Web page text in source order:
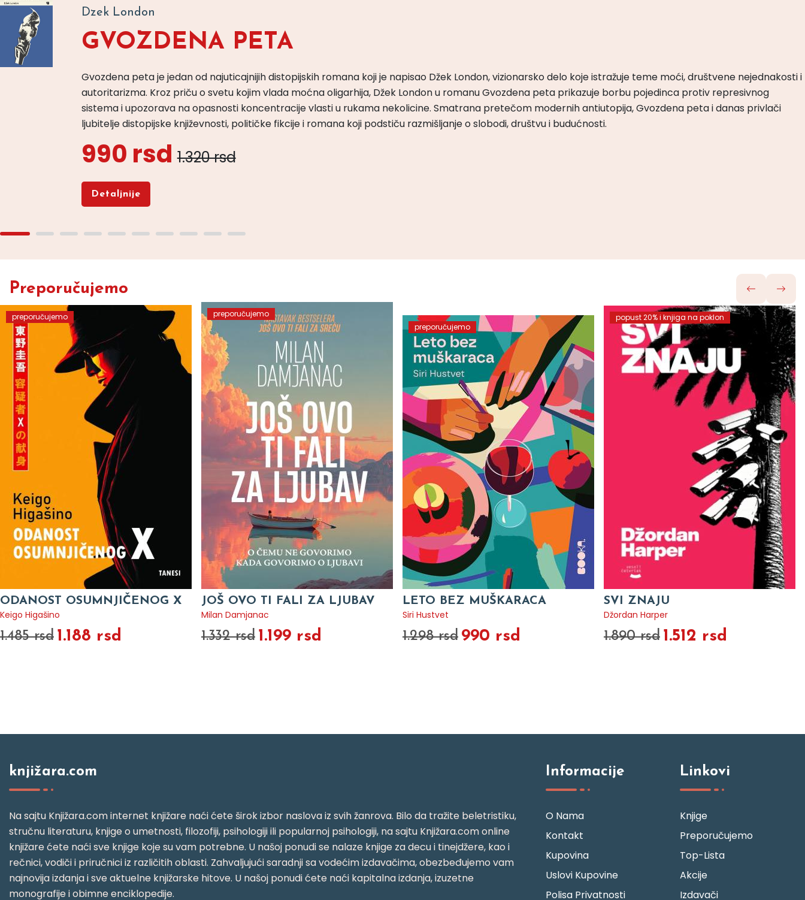
Dzek London
GVOZDENA PETA
Gvozdena peta je jedan od najuticajnijih distopijskih romana koji je napisao Džek London, vizionarsko delo koje istražuje teme moći, društvene nejednakosti i
autoritarizma. Kroz priču o svetu kojim vlada moćna oligarhija, Džek London u romanu Gvozdena peta prikazuje borbu pojedinca protiv represivnog
sistema i upozorava na opasnosti koncentracije vlasti u rukama nekolicine. Smatrana pretečom modernih antiutopija, Gvozdena peta i danas privlači
ljubitelje distopijske književnosti, političke fikcije i romana koji podstiču razmišljanje o slobodi, društvu i budućnosti.
990 rsd 1.320 rsd
Detaljnije
Preporučujemo
preporučujemo
ODANOST OSUMNJIČENOG X
Keigo Higašino
1.485 rsd 1.188 rsd
preporučujemo
JOŠ OVO TI FALI ZA LJUBAV
Milan Damjanac
1.332 rsd 1.199 rsd
preporučujemo
LETO BEZ MUŠKARACA
Siri Hustvet
1.298 rsd 990 rsd
popust 20% i knjiga na poklon
SVI ZNAJU
Džordan Harper
1.890 rsd 1.512 rsd
knjižara.com
Na sajtu Knjižara.com internet knjižare naći ćete širok izbor naslova iz svih žanrova. Bilo da tražite beletristiku,
stručnu literaturu, knjige o umetnosti, filozofiji, psihologiji ili popularnoj psihologiji, na sajtu Knjižara.com online
knjižare ćete naći sve knjige koje su vam potrebne. U našoj ponudi se nalaze knjige za decu i tinejdžere, kao i
rečnici, vodiči i priručnici iz različitih oblasti. Zahvaljujući saradnji sa vodećim izdavačima, obezbeđujemo vam
najnovija izdanja i sve aktuelne knjižarske hitove. U našoj ponudi ćete naći kapitalna izdanja, izuzetne
monografije i obimne enciklopedije.
Informacije
O Nama
Kontakt
Kupovina
Uslovi Kupovine
Polisa Privatnosti
Linkovi
Knjige
Preporučujemo
Top-Lista
Akcije
Izdavači